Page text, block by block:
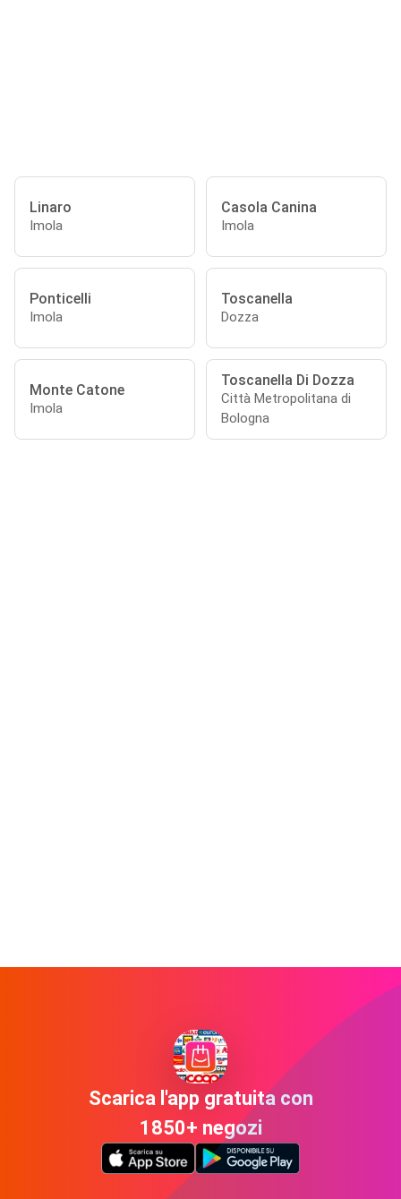
Linaro
Imola
Casola Canina
Imola
Ponticelli
Imola
Toscanella
Dozza
Monte Catone
Imola
Toscanella Di Dozza
Città Metropolitana di
Bologna
Scarica l'app gratuita con
1850+ negozi